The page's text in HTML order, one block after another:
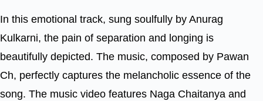
In this emotional track, sung soulfully by Anurag
Kulkarni, the pain of separation and longing is
beautifully depicted. The music, composed by Pawan
Ch, perfectly captures the melancholic essence of the
song. The music video features Naga Chaitanya and